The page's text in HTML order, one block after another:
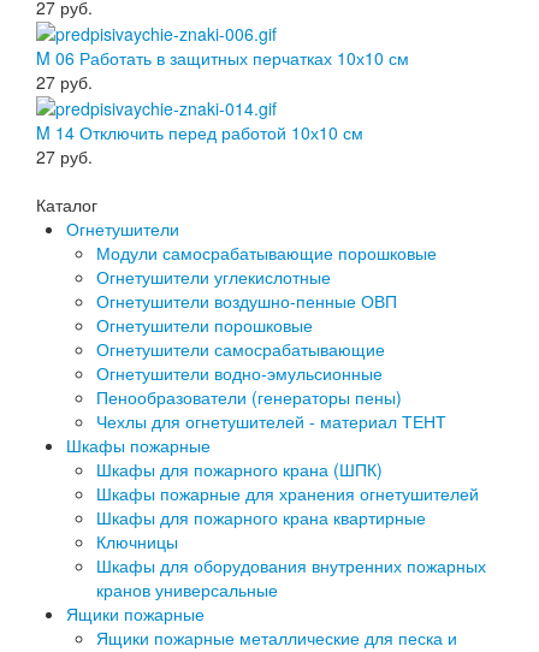
27 руб.
M 06 Работать в защитных перчатках 10х10 см
27 руб.
M 14 Отключить перед работой 10х10 см
27 руб.
Каталог
Огнетушители
Модули самосрабатывающие порошковые
Огнетушители углекислотные
Огнетушители воздушно-пенные ОВП
Огнетушители порошковые
Огнетушители самосрабатывающие
Огнетушители водно-эмульсионные
Пенообразователи (генераторы пены)
Чехлы для огнетушителей - материал ТЕНТ
Шкафы пожарные
Шкафы для пожарного крана (ШПК)
Шкафы пожарные для хранения огнетушителей
Шкафы для пожарного крана квартирные
Ключницы
Шкафы для оборудования внутренних пожарных
кранов универсальные
Ящики пожарные
Ящики пожарные металлические для песка и